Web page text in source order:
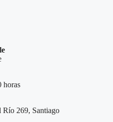
horas
Río 269, Santiago